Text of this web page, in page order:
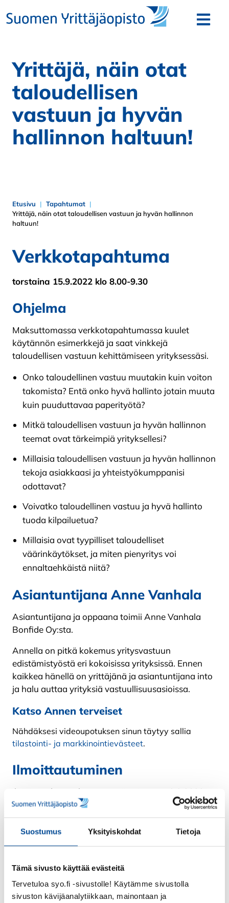
Suostumus Yksityiskohdat Tietoja
Tämä sivusto käyttää evästeitä
Tervetuloa syo.fi -sivustolle! Käytämme sivustolla
sivuston kävijäanalytiikkaan, mainontaan ja
Yrittäjä, näin otat
taloudellisen
vastuun ja hyvän
hallinnon haltuun!
Etusivu
Tapahtumat
Yrittäjä, näin otat taloudellisen vastuun ja hyvän hallinnon
haltuun!
Verkkotapahtuma
torstaina 15.9.2022 klo 8.00-9.30
Ohjelma
Maksuttomassa verkkotapahtumassa kuulet
käytännön esimerkkejä ja saat vinkkejä
taloudellisen vastuun kehittämiseen yrityksessäsi.
Onko taloudellinen vastuu muutakin kuin voiton
takomista? Entä onko hyvä hallinto jotain muuta
kuin puuduttavaa paperityötä?
Mitkä taloudellisen vastuun ja hyvän hallinnon
teemat ovat tärkeimpiä yrityksellesi?
Millaisia taloudellisen vastuun ja hyvän hallinnon
tekoja asiakkaasi ja yhteistyökumppanisi
odottavat?
Voivatko taloudellinen vastuu ja hyvä hallinto
tuoda kilpailuetua?
Millaisia ovat tyypilliset taloudelliset
väärinkäytökset, ja miten pienyritys voi
ennaltaehkäistä niitä?
Asiantuntijana Anne Vanhala
Asiantuntijana ja oppaana toimii Anne Vanhala
Bonfide Oy:sta.
Annella on pitkä kokemus yritysvastuun
edistämistyöstä eri kokoisissa yrityksissä. Ennen
kaikkea hänellä on yrittäjänä ja asiantuntijana into
ja halu auttaa yrityksiä vastuullisuusasioissa.
Katso Annen terveiset
Nähdäksesi videoupotuksen sinun täytyy sallia
tilastointi- ja markkinointievästeet.
Ilmoittautuminen
Ilmoittaudu tapahtumaan viimeistään 13.9.2022.
Saat sähköpostiisi Teams-osallistumislinkin
tapahtumaa edeltävänä päivänä.
Tapahtuma on maksuton ja avoin kaikille teemasta
kiinnostuneille. Erityisesti se on suunnattu